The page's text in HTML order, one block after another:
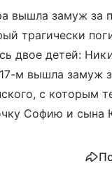
вышла замуж за
трагически
двое детей:
м вышла замуж
с которым
Софию и сына